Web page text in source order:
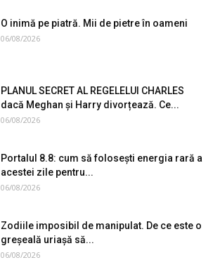
O inimă pe piatră. Mii de pietre în oameni
06/08/2026
PLANUL SECRET AL REGELELUI CHARLES
dacă Meghan și Harry divorțează. Ce...
06/08/2026
Portalul 8.8: cum să folosești energia rară a
acestei zile pentru...
06/08/2026
Zodiile imposibil de manipulat. De ce este o
greșeală uriașă să...
06/08/2026